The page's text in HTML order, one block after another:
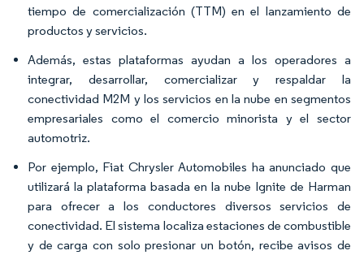
tiempo de comercialización (TTM) en el lanzamiento de
productos y servicios.
Además, estas plataformas ayudan a los operadores a
integrar, desarrollar, comercializar y respaldar la
conectividad M2M y los servicios en la nube en segmentos
empresariales como el comercio minorista y el sector
automotriz.
Por ejemplo, Fiat Chrysler Automobiles ha anunciado que
utilizará la plataforma basada en la nube Ignite de Harman
para ofrecer a los conductores diversos servicios de
conectividad. El sistema localiza estaciones de combustible
y de carga con solo presionar un botón, recibe avisos de